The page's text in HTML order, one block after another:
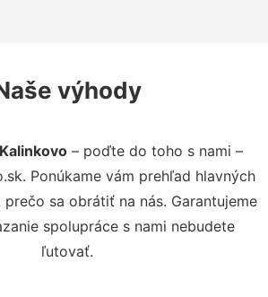
výhody
– poďte do toho s nami –
Ponúkame vám prehľad hlavných
sa obrátiť na nás. Garantujeme
spolupráce s nami nebudete
ľutovať.